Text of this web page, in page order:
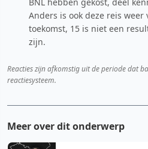
Anders is ook deze reis
toekomst, 15 is niet een
zijn.
Reacties zijn afkomstig uit de periode dat
reactiesysteem.
Meer over dit onderwerp